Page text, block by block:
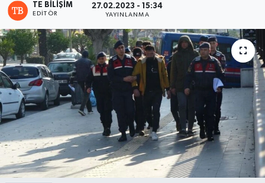
TE BILIŞIM
EDITÖR
27.02.2023 - 15:34
YAYINLANMA